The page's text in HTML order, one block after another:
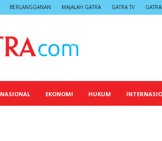
BERLANGGANAN MAJALAH GATRA GATRA TV
NASIONAL EKONOMI HUKUM